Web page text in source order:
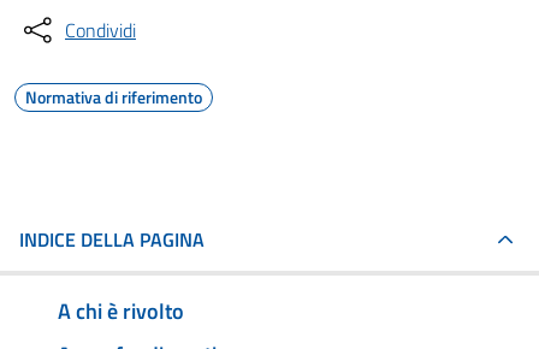
Condividi
Normativa di riferimento
INDICE DELLA PAGINA
A chi è rivolto